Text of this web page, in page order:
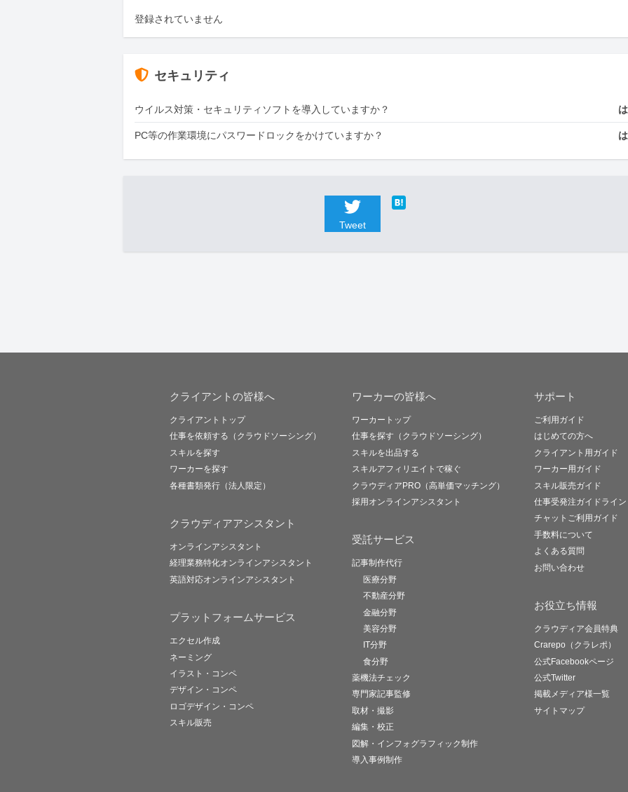
登録されていません
セキュリティ
ウイルス対策・セキュリティソフトを導入していますか？
PC等の作業環境にパスワードロックをかけていますか？
Tweet
クライアントの皆様へ
クライアントトップ
仕事を依頼する（クラウドソーシング）
スキルを探す
ワーカーを探す
各種書類発行（法人限定）
クラウディアアシスタント
オンラインアシスタント
経理業務特化オンラインアシスタント
英語対応オンラインアシスタント
プラットフォームサービス
エクセル作成
ネーミング
イラスト・コンペ
デザイン・コンペ
ロゴデザイン・コンペ
スキル販売
ワーカーの皆様へ
ワーカートップ
仕事を探す（クラウドソーシング）
スキルを出品する
スキルアフィリエイトで稼ぐ
クラウディアPRO（高単価マッチング）
採用オンラインアシスタント
受託サービス
記事制作代行
医療分野
不動産分野
金融分野
美容分野
IT分野
食分野
薬機法チェック
専門家記事監修
取材・撮影
編集・校正
図解・インフォグラフィック制作
導入事例制作
サポート
ご利用ガイド
はじめての方へ
クライアント用ガイド
ワーカー用ガイド
スキル販売ガイド
仕事受発注ガイドライン
チャットご利用ガイド
手数料について
よくある質問
お問い合わせ
お役立ち情報
クラウディア会員特典
Crarepo（クラレポ）
公式Facebookページ
公式Twitter
掲載メディア様一覧
サイトマップ